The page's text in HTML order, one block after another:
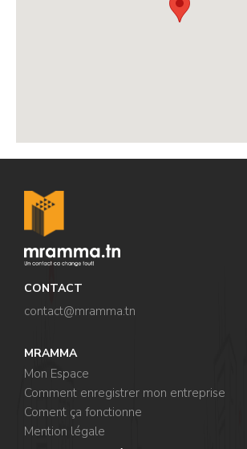
CONTACT
contact@mramma.tn
MRAMMA
Mon Espace
Comment enregistrer mon entreprise
Coment ça fonctionne
Mention légale